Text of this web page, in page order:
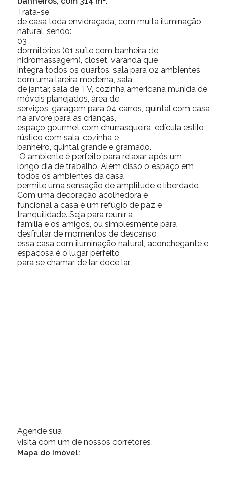
Trata-se
de casa toda envidraçada, com muita iluminação
natural, sendo:
03
dormitórios (01 suíte com banheira de
hidromassagem), closet, varanda que
integra todos os quartos, sala para 02 ambientes
com uma lareira moderna, sala
de jantar, sala de TV, cozinha americana munida de
móveis planejados, área de
serviços, garagem para 04 carros, quintal com casa
na arvore para as crianças,
espaço gourmet com churrasqueira, edícula estilo
rústico com sala, cozinha e
banheiro, quintal grande e gramado.
O ambiente é perfeito para relaxar após um
longo dia de trabalho. Além disso o espaço em
todos os ambientes da casa
permite uma sensação de amplitude e liberdade.
Com uma decoração acolhedora e
funcional a casa é um refúgio de paz e
tranquilidade. Seja para reunir a
família e os amigos, ou simplesmente para
desfrutar de momentos de descanso
essa casa com iluminação natural, aconchegante e
espaçosa é o lugar perfeito
para se chamar de lar doce lar.
Agende sua
visita com um de nossos corretores.
Mapa do Imóvel: